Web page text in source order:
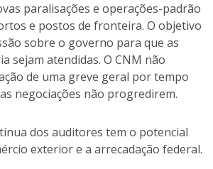
paralisações e operações-padrão
e postos de fronteira. O objetivo
sobre o governo para que as
sejam atendidas. O CNM não
de uma greve geral por tempo
negociações não progredirem.
dos auditores tem o potencial
exterior e a arrecadação federal.